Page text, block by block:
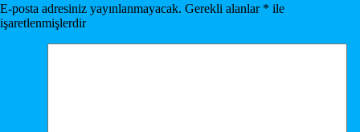
E-posta adresiniz yayınlanmayacak. Gerekli alanlar * ile
işaretlenmişlerdir